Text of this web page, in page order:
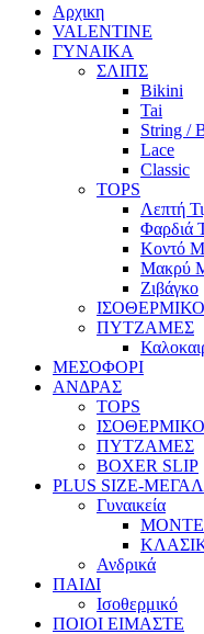
Αρχικη
VALENTINE
ΓΥΝΑΙΚΑ
ΣΛΙΠΣ
Bikini
Tai
String /
Lace
Classic
TOPS
Λεπτή
Φαρδιά
Κοντό
Μακρύ
Ζιβάγκο
ΙΣΟΘΕΡΜΙΚΟ
ΠΥΤΖΑΜΕΣ
ΜΕΣΟΦΟΡΙ
ΑΝΔΡΑΣ
TOPS
ΙΣΟΘΕΡΜΙΚΟ
ΠΥΤΖΑΜΕΣ
BOXER SLIP
PLUS SIZE-
Γυναικεία
Ανδρικά
ΠΑΙΔΙ
Ισοθερμικό
ΠΟΙΟΙ ΕΙΜΑΣΤΕ